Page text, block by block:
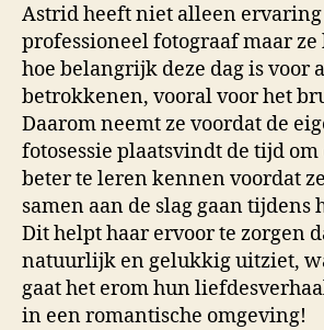
Astrid heeft niet alleen ervaring
professioneel fotograaf maar
hoe belangrijk deze dag is voor
betrokkenen, vooral voor het
Daarom neemt ze voordat de
fotosessie plaatsvindt de tijd
beter te leren kennen voordat
samen aan de slag gaan tijdens
Dit helpt haar ervoor te zorgen
natuurlijk en gelukkig uitziet,
gaat het erom hun
in een romantische omgeving!